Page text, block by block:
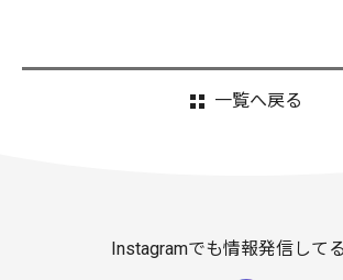
一覧へ戻る
Instagramでも情報発信して